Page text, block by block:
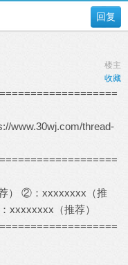
回复
楼主
收藏
www.30wj.com/thread-
） ②：xxxxxxxx（推
（推荐）